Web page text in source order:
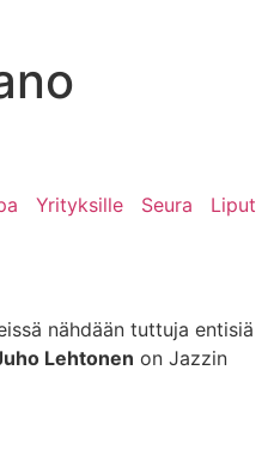
Yrityksille Seura Liput
nähdään tuttuja entisiä
Lehtonen on Jazzin